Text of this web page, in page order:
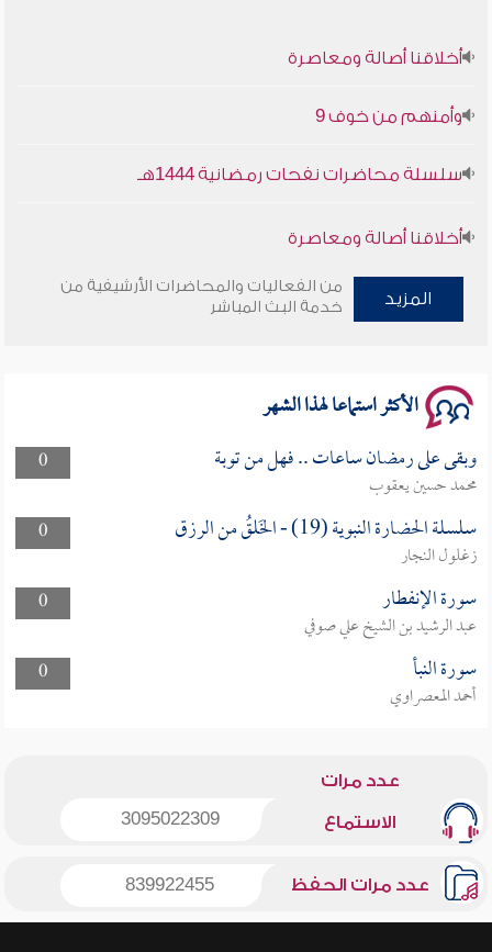
أخلاقنا أصالة ومعاصرة
وأمنهم من خوف 9
سلسلة محاضرات نفحات رمضانية 1444هـ
أخلاقنا أصالة ومعاصرة
وأمنهم من خوف 9
المزيد
من الفعاليات والمحاضرات الأرشيفية من
خدمة البث المباشر
الأكثر استماعا لهذا الشهر
0 وبقى على رمضان ساعات .. فهل من توبة
محمد حسين يعقوب
0
سلسلة الحضارة النبوية (19) - الخَلقُ من الرزق
زغلول النجار
0
سورة الإنفطار
عبد الرشيد بن الشيخ علي صوفي
0
سورة النبأ
أحمد المعصراوي
عدد مرات
الاستماع 3095022309
عدد مرات الحفظ 839922455